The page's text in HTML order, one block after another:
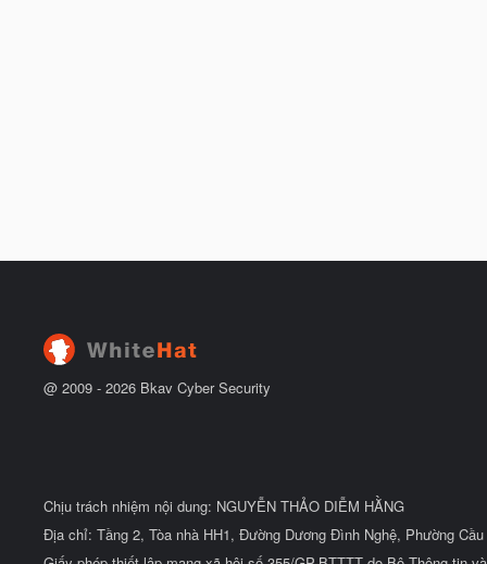
@ 2009 - 2026 Bkav Cyber Security
Chịu trách nhiệm nội dung: NGUYỄN THẢO DIỄM HẰNG
Địa chỉ: Tầng 2, Tòa nhà HH1, Đường Dương Đình Nghệ, Phường